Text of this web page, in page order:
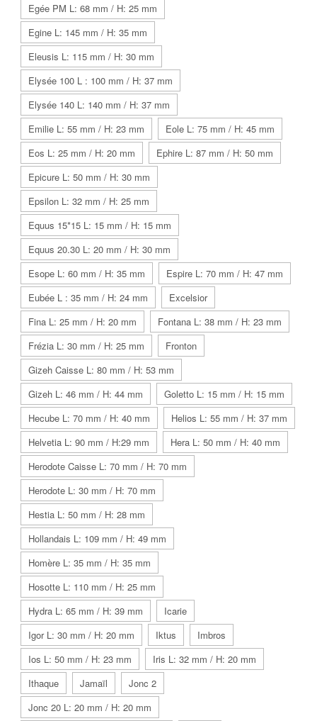
Egée PM L: 68 mm / H: 25 mm
Egine L: 145 mm / H: 35 mm
Eleusis L: 115 mm / H: 30 mm
Elysée 100 L : 100 mm / H: 37 mm
Elysée 140 L: 140 mm / H: 37 mm
Emilie L: 55 mm / H: 23 mm
Eole L: 75 mm / H: 45 mm
Eos L: 25 mm / H: 20 mm
Ephire L: 87 mm / H: 50 mm
Epicure L: 50 mm / H: 30 mm
Epsilon L: 32 mm / H: 25 mm
Equus 15*15 L: 15 mm / H: 15 mm
Equus 20.30 L: 20 mm / H: 30 mm
Esope L: 60 mm / H: 35 mm
Espire L: 70 mm / H: 47 mm
Eubée L : 35 mm / H: 24 mm
Excelsior
Fina L: 25 mm / H: 20 mm
Fontana L: 38 mm / H: 23 mm
Frézia L: 30 mm / H: 25 mm
Fronton
Gizeh Caisse L: 80 mm / H: 53 mm
Gizeh L: 46 mm / H: 44 mm
Goletto L: 15 mm / H: 15 mm
Hecube L: 70 mm / H: 40 mm
Helios L: 55 mm / H: 37 mm
Helvetia L: 90 mm / H:29 mm
Hera L: 50 mm / H: 40 mm
Herodote Caisse L: 70 mm / H: 70 mm
Herodote L: 30 mm / H: 70 mm
Hestia L: 50 mm / H: 28 mm
Hollandais L: 109 mm / H: 49 mm
Homère L: 35 mm / H: 35 mm
Hosotte L: 110 mm / H: 25 mm
Hydra L: 65 mm / H: 39 mm
Icarie
Igor L: 30 mm / H: 20 mm
Iktus
Imbros
Ios L: 50 mm / H: 23 mm
Iris L: 32 mm / H: 20 mm
Ithaque
Jamaïl
Jonc 2
Jonc 20 L: 20 mm / H: 20 mm